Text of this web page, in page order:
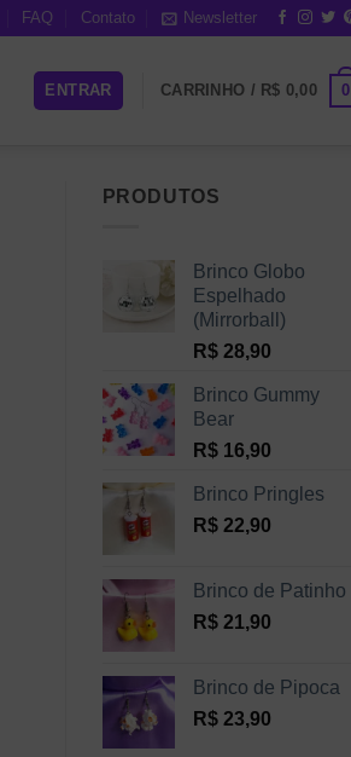
FAQ Contato Newsletter
ENTRAR CARRINHO / R$ 0,00 0
PRODUTOS
Brinco Globo
Espelhado
(Mirrorball)
R$28,90
Brinco Gummy
Bear
R$16,90
Brinco Pringles
R$22,90
Brinco de Patinho
R$21,90
Brinco de Pipoca
R$23,90